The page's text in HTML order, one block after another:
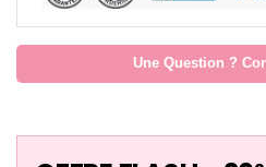
Une Question ?